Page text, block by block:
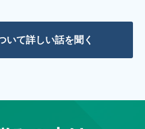
いて詳しい話を聞く